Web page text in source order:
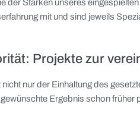
der Stärken unseres
mit und sind jeweils
Projekte zur
nur der Einhaltung des
Ergebnis schon früher